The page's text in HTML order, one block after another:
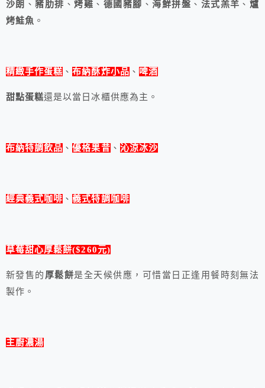
沙朗 、豬肋排 、烤雞 、 德國豬腳 、海鮮拼盤 、 法式羔羊 、 爐
烤鮭魚 。
精緻手作蛋糕 、布納酥炸小品 、 啤酒
甜點蛋糕還是以當日冰櫃供應為主。
布納特調飲品 、優格果昔 、 沁涼冰沙
經典義式咖啡 、義式特調咖啡
草莓甜心厚鬆餅($260元)
新發售的 厚鬆餅是全天候供應，可惜當日正逢用餐時刻無法
製作。
主廚濃湯